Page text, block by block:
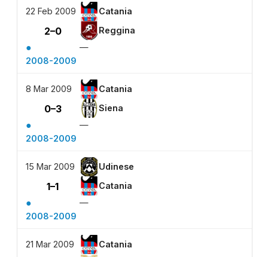
22 Feb 2009 Catania
2–0 Reggina
●
—
2008-2009
8 Mar 2009 Catania
0–3 Siena
●
—
2008-2009
15 Mar 2009 Udinese
1–1 Catania
●
—
2008-2009
21 Mar 2009 Catania